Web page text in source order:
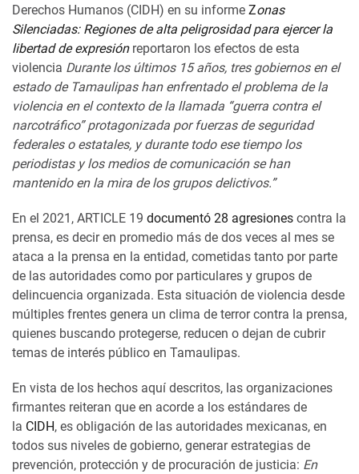
Derechos Humanos (CIDH) en su informe Zonas
Silenciadas: Regiones de alta peligrosidad para ejercer la
libertad de expresión reportaron los efectos de esta
violencia Durante los últimos 15 años, tres gobiernos en el
estado de Tamaulipas han enfrentado el problema de la
violencia en el contexto de la llamada “guerra contra el
narcotráfico” protagonizada por fuerzas de seguridad
federales o estatales, y durante todo ese tiempo los
periodistas y los medios de comunicación se han
mantenido en la mira de los grupos delictivos.”
En el 2021, ARTICLE 19 documentó 28 agresiones contra la
prensa, es decir en promedio más de dos veces al mes se
ataca a la prensa en la entidad, cometidas tanto por parte
de las autoridades como por particulares y grupos de
delincuencia organizada. Esta situación de violencia desde
múltiples frentes genera un clima de terror contra la prensa,
quienes buscando protegerse, reducen o dejan de cubrir
temas de interés público en Tamaulipas.
En vista de los hechos aquí descritos, las organizaciones
firmantes reiteran que en acorde a los estándares de
la CIDH, es obligación de las autoridades mexicanas, en
todos sus niveles de gobierno, generar estrategias de
prevención, protección y de procuración de justicia: En